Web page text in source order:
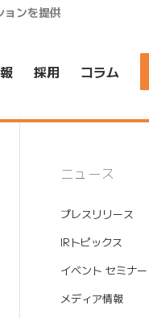
ョンを提供
採用 コラム
ニュース
プレスリリース
IRトピックス
イベント セミナー
メディア情報